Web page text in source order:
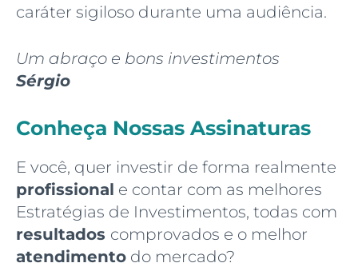
caráter sigiloso durante uma audiência.
Um abraço e bons investimentos
Sérgio
Conheça Nossas Assinaturas
E você, quer investir de forma realmente
profissional e contar com as melhores
Estratégias de Investimentos, todas com
resultados comprovados e o melhor
atendimento do mercado?